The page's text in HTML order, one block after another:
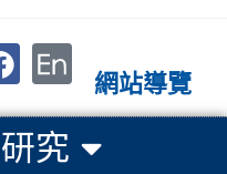
網站導覽
究